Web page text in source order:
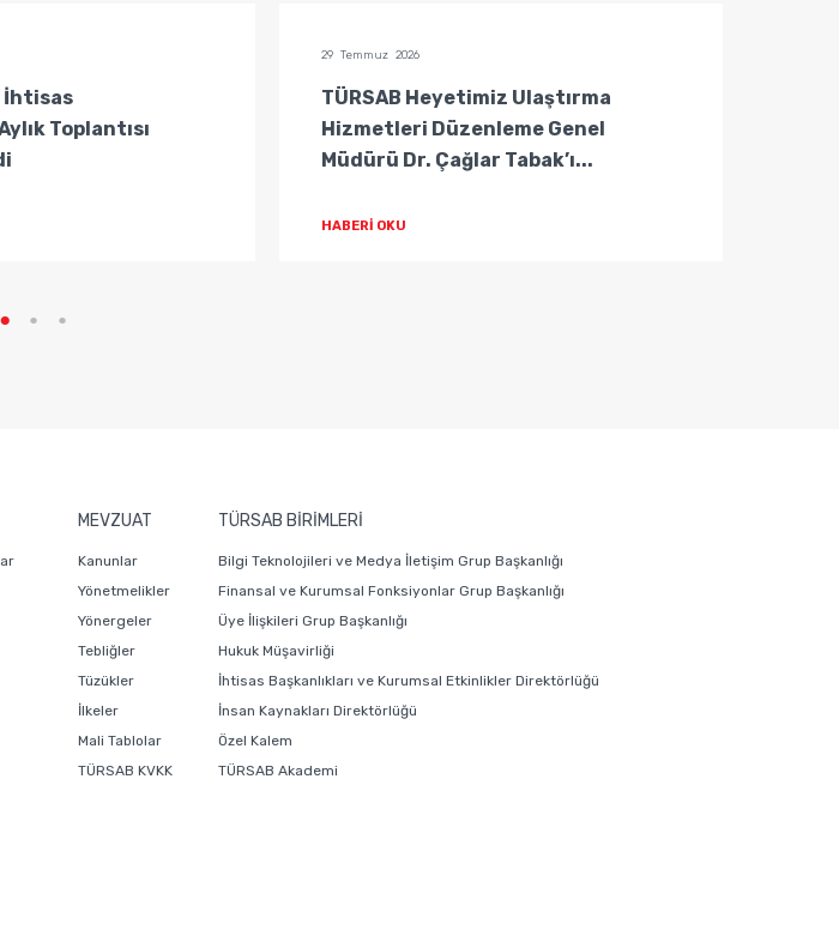
İhtisas
Toplantısı
29 Temmuz 2026
TÜRSAB Heyetimiz Ulaştırma
Hizmetleri Düzenleme Genel
Müdürü Dr. Çağlar Tabak’ı...
HABERİ OKU
MEVZUAT
Kanunlar
Yönetmelikler
Yönergeler
Tebliğler
Tüzükler
İlkeler
Mali Tablolar
TÜRSAB KVKK
TÜRSAB BİRİMLERİ
Bilgi Teknolojileri ve Medya İletişim Grup Başkanlığı
Finansal ve Kurumsal Fonksiyonlar Grup Başkanlığı
Üye İlişkileri Grup Başkanlığı
Hukuk Müşavirliği
İhtisas Başkanlıkları ve Kurumsal Etkinlikler Direktörlüğü
İnsan Kaynakları Direktörlüğü
Özel Kalem
TÜRSAB Akademi